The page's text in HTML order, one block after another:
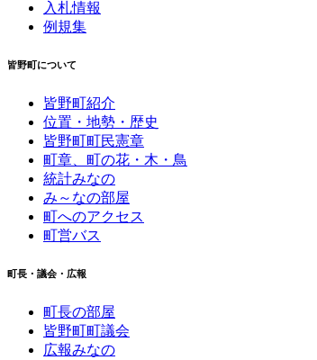
入札情報
例規集
皆野町について
皆野町紹介
位置・地勢・歴史
皆野町町民憲章
町章、町の花・木・鳥
統計みなの
み～なの部屋
町へのアクセス
町営バス
町長・議会・広報
町長の部屋
皆野町町議会
広報みなの